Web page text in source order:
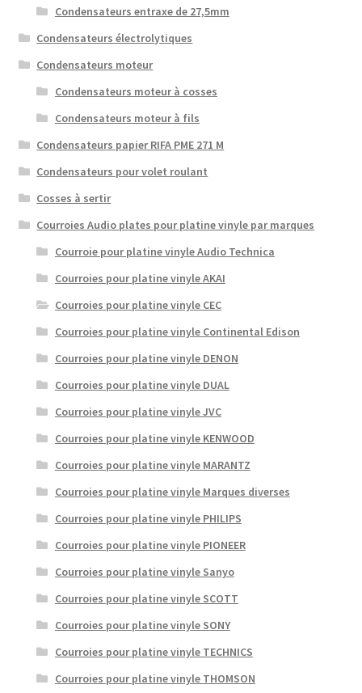
Condensateurs entraxe de 27,5mm
Condensateurs électrolytiques
Condensateurs moteur
Condensateurs moteur à cosses
Condensateurs moteur à fils
Condensateurs papier RIFA PME 271 M
Condensateurs pour volet roulant
Cosses à sertir
Courroies Audio plates pour platine vinyle par marques
Courroie pour platine vinyle Audio Technica
Courroies pour platine vinyle AKAI
Courroies pour platine vinyle CEC
Courroies pour platine vinyle Continental Edison
Courroies pour platine vinyle DENON
Courroies pour platine vinyle DUAL
Courroies pour platine vinyle JVC
Courroies pour platine vinyle KENWOOD
Courroies pour platine vinyle MARANTZ
Courroies pour platine vinyle Marques diverses
Courroies pour platine vinyle PHILIPS
Courroies pour platine vinyle PIONEER
Courroies pour platine vinyle Sanyo
Courroies pour platine vinyle SCOTT
Courroies pour platine vinyle SONY
Courroies pour platine vinyle TECHNICS
Courroies pour platine vinyle THOMSON